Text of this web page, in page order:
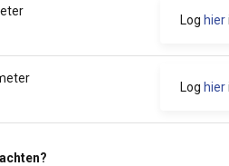
Log hier
Log hier